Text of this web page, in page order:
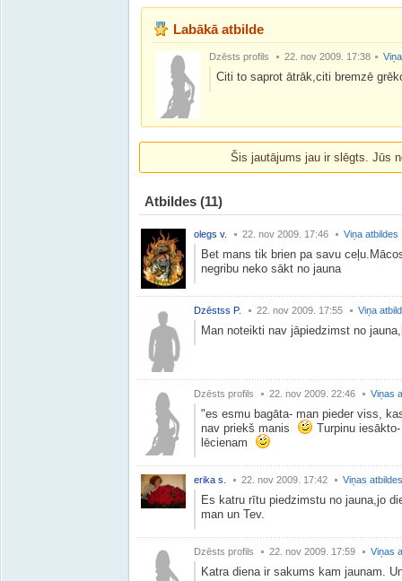
Labākā atbilde
Dzēsts profils 22. nov 2009. 17:38
Citi to saprot ātrāk,citi bremzē
Šis jautājums jau ir slēgts. Jūs
Atbildes (11)
olegs v. 22. nov 2009. 17:46 Viņa atbildes
Bet mans tik brien pa savu
negribu neko sākt no jauna
Dzēstss P. 22. nov 2009. 17:55 Viņa
Man noteikti nav jāpiedzimst no
Dzēsts profils 22. nov 2009. 22:46 Viņas
"es esmu bagāta- man pieder viss,
nav priekš manis
Turpinu
lēcienam
erika s. 22. nov 2009. 17:42 Viņas atbildes
Es katru rītu piedzimstu no jauna,jo
man un Tev.
Dzēsts profils 22. nov 2009. 17:59 Viņas
Katra diena ir sakums kam jaunam.